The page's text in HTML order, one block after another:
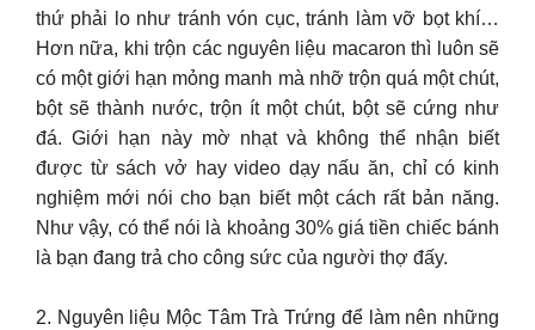
thứ phải lo như tránh vón cục, tránh làm vỡ bọt khí…
Hơn nữa, khi trộn các nguyên liệu macaron thì luôn sẽ
có một giới hạn mỏng manh mà nhỡ trộn quá một chút,
bột sẽ thành nước, trộn ít một chút, bột sẽ cứng như
đá. Giới hạn này mờ nhạt và không thể nhận biết
được từ sách vở hay video dạy nấu ăn, chỉ có kinh
nghiệm mới nói cho bạn biết một cách rất bản năng.
Như vậy, có thể nói là khoảng 30% giá tiền chiếc bánh
là bạn đang trả cho công sức của người thợ đấy.
2. Nguyên liệu Mộc Tâm Trà Trứng để làm nên những